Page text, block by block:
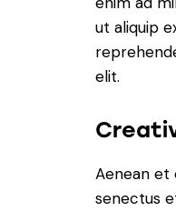
ut aliquip
elit.
Aenean et
senectus